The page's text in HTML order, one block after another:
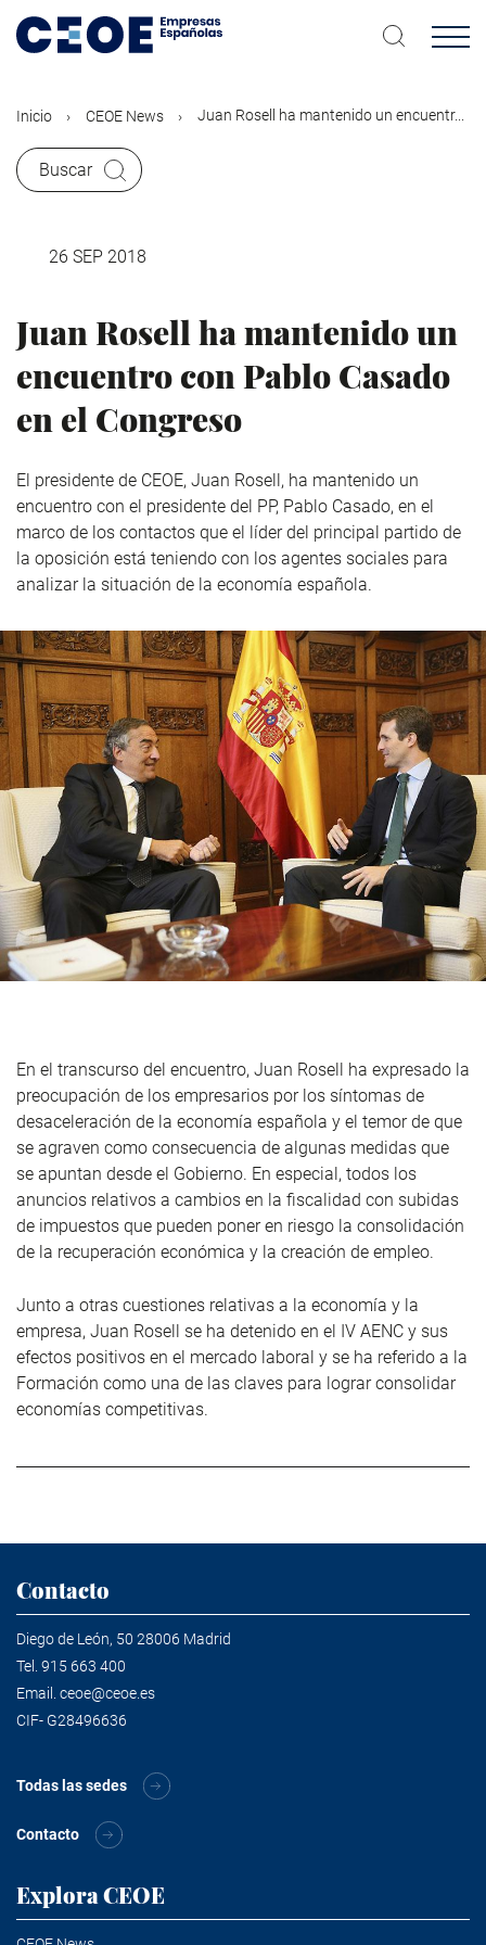
contenido
Inicio CEOE News Juan Rosell ha mantenido un encuentr...
Buscar
26 SEP 2018
Juan Rosell ha mantenido un
encuentro con Pablo Casado
en el Congreso
El presidente de CEOE, Juan Rosell, ha mantenido un
encuentro con el presidente del PP, Pablo Casado, en el
marco de los contactos que el líder del principal partido de
la oposición está teniendo con los agentes sociales para
analizar la situación de la economía española.
En el transcurso del encuentro, Juan Rosell ha expresado la
preocupación de los empresarios por los síntomas de
desaceleración de la economía española y el temor de que
se agraven como consecuencia de algunas medidas que
se apuntan desde el Gobierno. En especial, todos los
anuncios relativos a cambios en la fiscalidad con subidas
de impuestos que pueden poner en riesgo la consolidación
de la recuperación económica y la creación de empleo.
Junto a otras cuestiones relativas a la economía y la
empresa, Juan Rosell se ha detenido en el IV AENC y sus
efectos positivos en el mercado laboral y se ha referido a la
Formación como una de las claves para lograr consolidar
economías competitivas.
Contacto
Diego de León, 50 28006 Madrid
Tel. 915 663 400
Email. ceoe@ceoe.es
CIF- G28496636
Todas las sedes
Contacto
Explora CEOE